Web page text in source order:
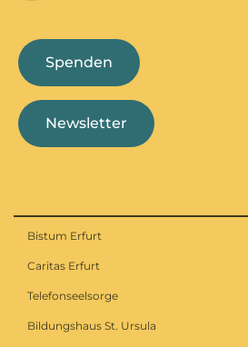
Spenden
Newsletter
Bistum Erfurt
Caritas Erfurt
Telefonseelsorge
Bildungshaus St. Ursula